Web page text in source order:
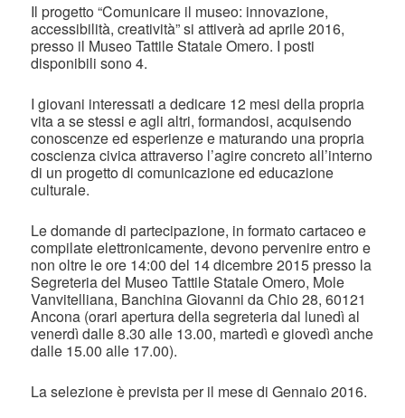
Il progetto “Comunicare il museo: innovazione,
accessibilità, creatività” si attiverà ad aprile 2016,
presso il Museo Tattile Statale Omero. I posti
disponibili sono 4.
I giovani interessati a dedicare 12 mesi della propria
vita a se stessi e agli altri, formandosi, acquisendo
conoscenze ed esperienze e maturando una propria
coscienza civica attraverso l’agire concreto all’interno
di un progetto di comunicazione ed educazione
culturale.
Le domande di partecipazione, in formato cartaceo e
compilate elettronicamente, devono pervenire entro e
non oltre le ore 14:00 del 14 dicembre 2015 presso la
Segreteria del Museo Tattile Statale Omero, Mole
Vanvitelliana, Banchina Giovanni da Chio 28, 60121
Ancona (orari apertura della segreteria dal lunedì al
venerdì dalle 8.30 alle 13.00, martedì e giovedì anche
dalle 15.00 alle 17.00).
La selezione è prevista per il mese di Gennaio 2016.